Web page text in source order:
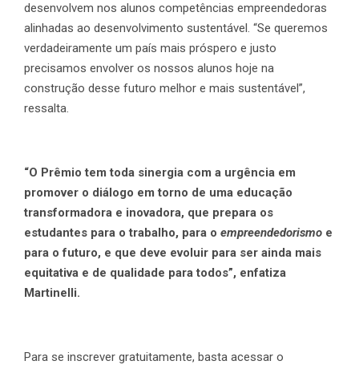
desenvolvem nos alunos competências empreendedoras
alinhadas ao desenvolvimento sustentável. “Se queremos
verdadeiramente um país mais próspero e justo
precisamos envolver os nossos alunos hoje na
construção desse futuro melhor e mais sustentável”,
ressalta.
“O Prêmio tem toda sinergia com a urgência em
promover o diálogo em torno de uma educação
transformadora e inovadora, que prepara os
estudantes para o trabalho, para o empreendedorismo e
para o futuro, e que deve evoluir para ser ainda mais
equitativa e de qualidade para todos”, enfatiza
Martinelli.
Para se inscrever gratuitamente, basta acessar o